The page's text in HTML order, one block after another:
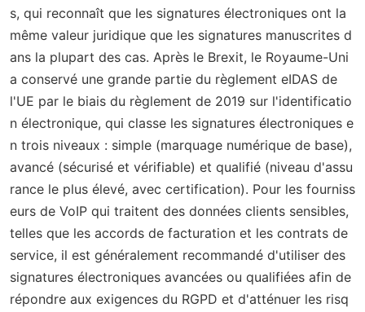
s, qui reconnaît que les signatures électroniques ont la
même valeur juridique que les signatures manuscrites d
ans la plupart des cas. Après le Brexit, le Royaume-Uni
a conservé une grande partie du règlement eIDAS de
l'UE par le biais du règlement de 2019 sur l'identificatio
n électronique, qui classe les signatures électroniques e
n trois niveaux : simple (marquage numérique de base),
avancé (sécurisé et vérifiable) et qualifié (niveau d'assu
rance le plus élevé, avec certification). Pour les fourniss
eurs de VoIP qui traitent des données clients sensibles,
telles que les accords de facturation et les contrats de
service, il est généralement recommandé d'utiliser des
signatures électroniques avancées ou qualifiées afin de
répondre aux exigences du RGPD et d'atténuer les risq